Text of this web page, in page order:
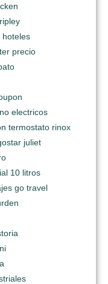
hoteles
precio
electricos
termostato rinox
juliet
10 litros
go travel